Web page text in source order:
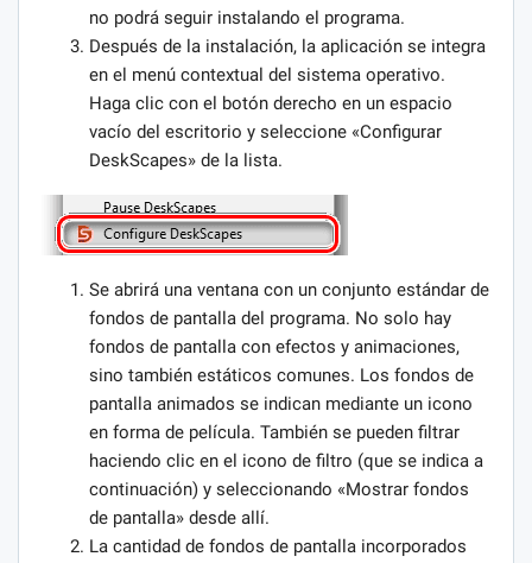
no podrá seguir instalando el programa.
Después de la instalación, la aplicación se integra
en el menú contextual del sistema operativo.
Haga clic con el botón derecho en un espacio
vacío del escritorio y seleccione «Configurar
DeskScapes» de la lista.
Se abrirá una ventana con un conjunto estándar de
fondos de pantalla del programa. No solo hay
fondos de pantalla con efectos y animaciones,
sino también estáticos comunes. Los fondos de
pantalla animados se indican mediante un icono
en forma de película. También se pueden filtrar
haciendo clic en el icono de filtro (que se indica a
continuación) y seleccionando «Mostrar fondos
de pantalla» desde allí.
La cantidad de fondos de pantalla incorporados